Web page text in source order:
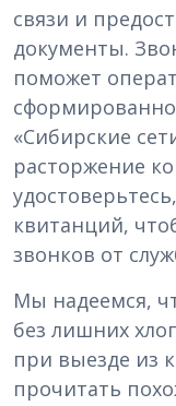
связи и
документы.
поможет
«Сибирские
расторжение
квитанций,
звонков от
Мы надеемся,
без лишних
при выезде из
прочитать